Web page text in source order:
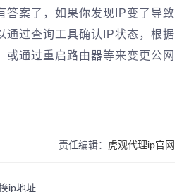
答案了，如果你发现IP变了导致
通过查询工具确认IP状态，根据
或通过重启路由器等来变更公网
责任编辑： 虎观代理ip官网
ip地址